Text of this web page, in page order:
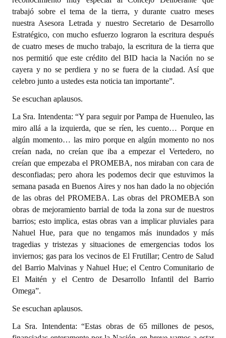
trabajó sobre el tema de la tierra, y durante cuatro meses
nuestra Asesora Letrada y nuestro Secretario de Desarrollo
Estratégico, con mucho esfuerzo lograron la escritura después
de cuatro meses de mucho trabajo, la escritura de la tierra que
nos permitió que este crédito del BID hacia la Nación no se
cayera y no se perdiera y no se fuera de la ciudad. Así que
celebro junto a ustedes esta noticia tan importante”.
Se escuchan aplausos.
La Sra. Intendenta: “Y para seguir por Pampa de Huenuleo, las
miro allá a la izquierda, que se ríen, les cuento… Porque en
algún momento… las miro porque en algún momento no nos
creían nada, no creían que iba a empezar el Vertedero, no
creían que empezaba el PROMEBA, nos miraban con cara de
desconfiadas; pero ahora les podemos decir que estuvimos la
semana pasada en Buenos Aires y nos han dado la no objeción
de las obras del PROMEBA. Las obras del PROMEBA son
obras de mejoramiento barrial de toda la zona sur de nuestros
barrios; esto implica, estas obras van a implicar pluviales para
Nahuel Hue, para que no tengamos más inundados y más
tragedias y tristezas y situaciones de emergencias todos los
inviernos; gas para los vecinos de El Frutillar; Centro de Salud
del Barrio Malvinas y Nahuel Hue; el Centro Comunitario de
El Maitén y el Centro de Desarrollo Infantil del Barrio
Omega”.
Se escuchan aplausos.
La Sra. Intendenta: “Estas obras de 65 millones de pesos,